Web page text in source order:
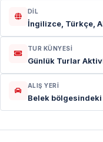
DIL
İngilizce, Türkçe,
TUR KÜNYESI
Günlük Turlar
ALIŞ YERI
Belek